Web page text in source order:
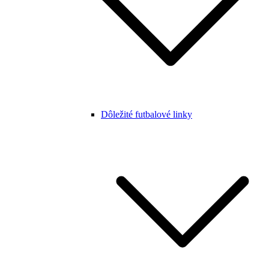
Dôležité futbalové linky